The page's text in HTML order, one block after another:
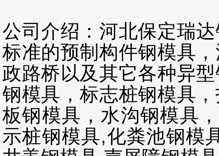
公司介绍：河北保定瑞
标准的预制构件钢模具
政路桥以及其它各种异
钢模具，标志桩钢模具
板钢模具，水沟钢模具
示桩钢模具,化粪池钢模